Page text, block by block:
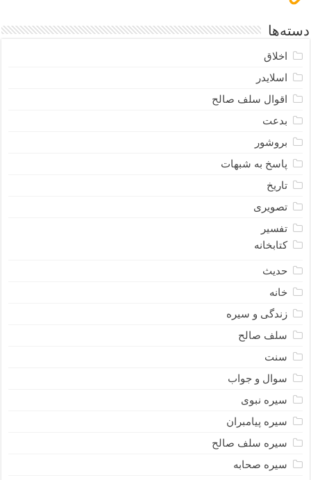
دسته‌ها
اخلاق
اسلایدر
اقوال سلف صالح
بدعت
بروشور
پاسخ به شبهات
تاریخ
تصویری
تفسیر
کتابخانه
حدیث
خانه
زندگی و سیره
سلف صالح
سنت
سوال و جواب
سیره نبوى
سیره پیامبران
سیره سلف صالح
سیره صحابه